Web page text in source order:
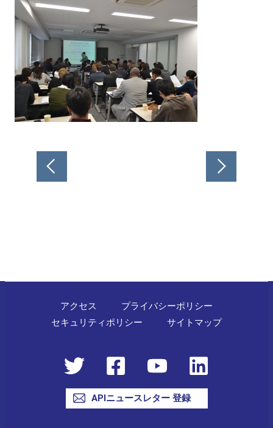
アクセス
プライバシーポリシー
セキュリティポリシー
サイトマップ
APIニュースレター 登録